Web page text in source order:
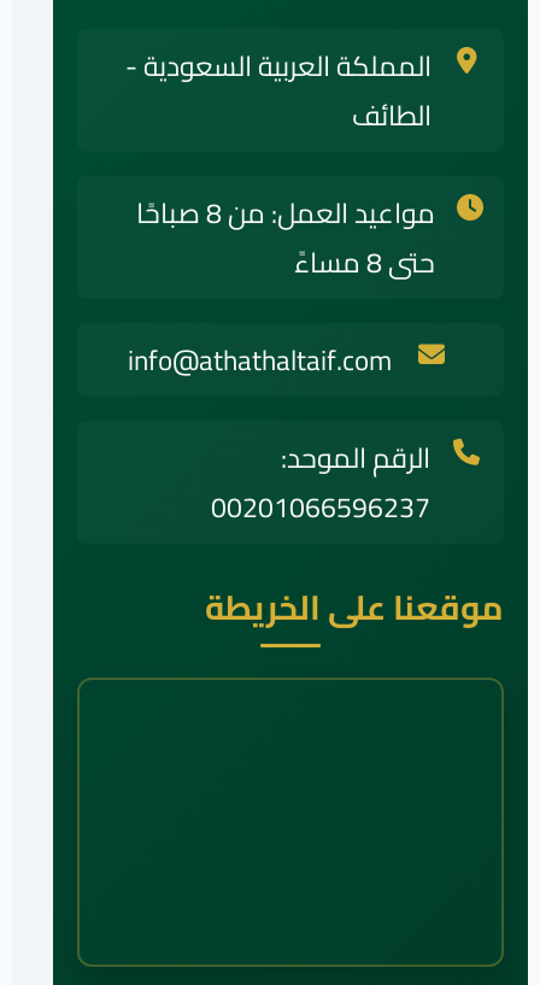
المملكة العربية السعودية -
الطائف
مواعيد العمل: من 8 صباحًا
حتى 8 مساءً
info@athathaltaif.com
الرقم الموحد:
00201066596237
موقعنا على الخريطة